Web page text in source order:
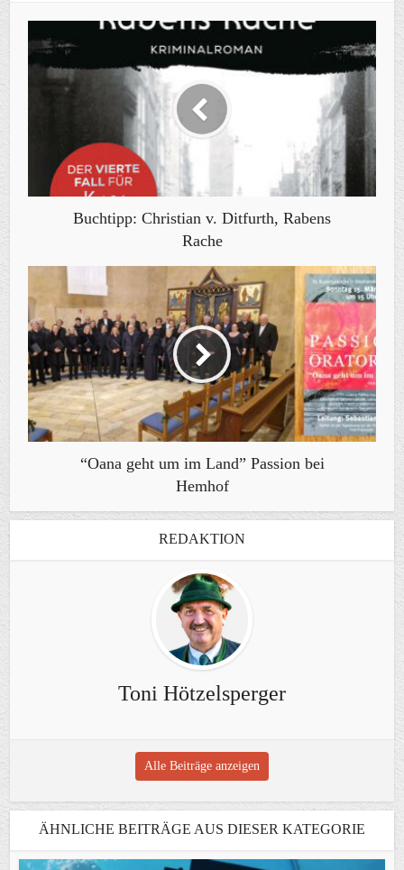
Buchtipp: Christian v. Ditfurth, Rabens
Rache
“Oana geht um im Land” Passion bei
Hemhof
REDAKTION
Toni Hötzelsperger
Alle Beiträge anzeigen
ÄHNLICHE BEITRÄGE AUS DIESER KATEGORIE